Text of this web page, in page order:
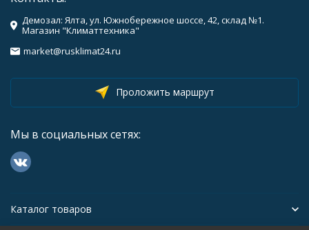
Демозал: Ялта, ул. Южнобережное шоссе, 42, склад №1.
Магазин "Климаттехника"
market@rusklimat24.ru
Проложить маршрут
Мы в социальных сетях:
Каталог товаров